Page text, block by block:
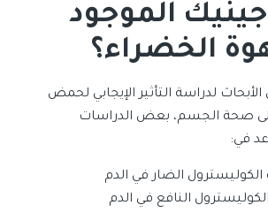
الموجود
الخضراء؟
لدراسة التأثير الإيجابي لحمض
صحة الجسم، بعض الدراسات
في:
الضار في الدم
النافع في الدم